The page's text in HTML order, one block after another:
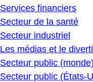
Services financiers
Secteur de la santé
Secteur industriel
Les médias et le
Secteur public (monde)
Secteur public (États-